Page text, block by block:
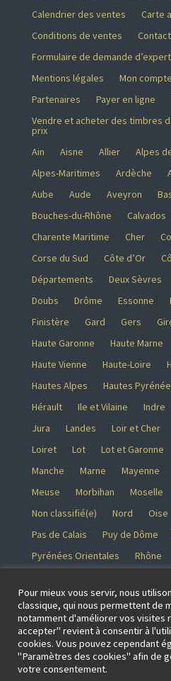
Calendrier des ventes
Carte
Conditions de ventes
Contact
Formulaire de demande
Mentions légales
Mon compte
Partenaires
Payer en ligne
Vendre et acheter des timbres
prix
Ain
Aisne Allier
Alpes
Alpes-Maritimes
Ardèche
Aube
Aude Aveyron
Bouches-du-Rhône
Calvados
Charente Maritime
Cher
Corse du Sud
Côte d’Or
Départements
Deux Sèvres
Doubs
Drôme Essonne
Finistère
Gard Gers
Haute Garonne
Haute Marne
Haute Vienne
Haute-Loire
Hautes Alpes
Hautes
Hérault
Ile et Vilaine Indre
Jura
Landes Loir et Cher
Loiret
Lot Lot et Garonne
Manche
Marne Mayenne
Meuse
Morbihan Moselle
Non classifié(e)
Nord Oise
Pas de Calais
Puy de Dôme
Pyrénées Orientales
Rhône
Seine saint Denis
Somme
Territoire de Belfort
Val
Vaucluse
Vendée Vienne
Yvelines
Pour mieux vous servir, nous
classique, qui nous permettent de
notamment d'améliorer vos visites
accepter" revient à consentir à
cookies. Vous pouvez cependant
"Paramètres des cookies" afin de
votre consentement.